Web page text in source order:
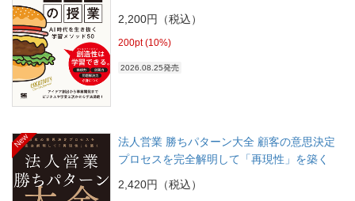
2,200円（税込）
200pt (10%)
2026.08.25発売
New
法人営業 勝ちパターン大全 顧客の意思決定
プロセスを完全解明して「再現性」を築く
2,420円（税込）